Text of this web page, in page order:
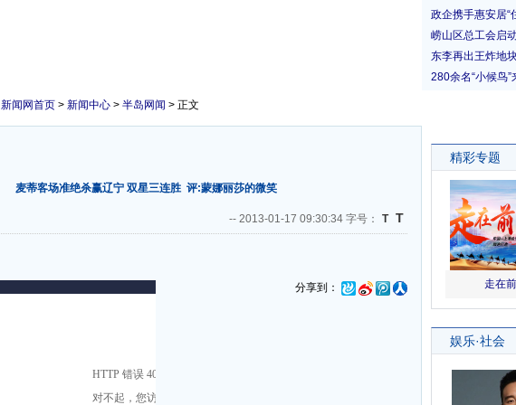
新闻网首页 > 新闻中心 > 半岛网闻 > 正文
麦蒂客场准绝杀赢辽宁 双星三连胜 评:蒙娜丽莎的微笑
-- 2013-01-17 09:30:34 字号： T T
分享到：